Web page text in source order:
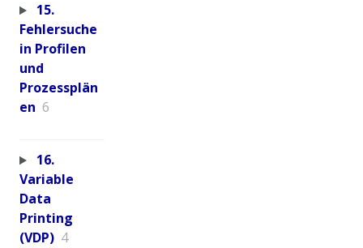
15.
Fehlersuche
in Profilen
und
Prozessplän
en 6
16.
Variable
Data
Printing
(VDP) 4